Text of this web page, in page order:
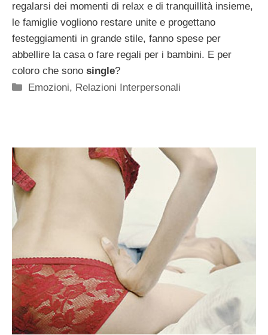
regalarsi dei momenti di relax e di tranquillità insieme,
le famiglie vogliono restare unite e progettano
festeggiamenti in grande stile, fanno spese per
abbellire la casa o fare regali per i bambini. E per
coloro che sono single?
Categorie
Emozioni, Relazioni Interpersonali